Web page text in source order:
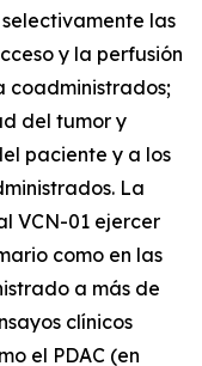
las
y la perfusión
coadministrados;
del tumor y
paciente y a los
La
VCN-01 ejercer
como en las
a más de
clínicos
el PDAC (en